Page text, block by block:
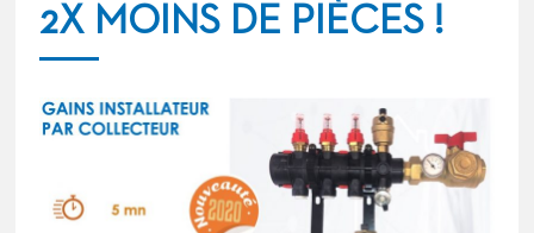
2X MOINS DE PIÈCES !